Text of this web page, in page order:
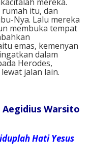
itu, dan
Nya. Lalu mereka
membuka tempat
emas, kemenyan
dalam
Herodes,
jalan lain.
Aegidius Warsito
Hati Yesus